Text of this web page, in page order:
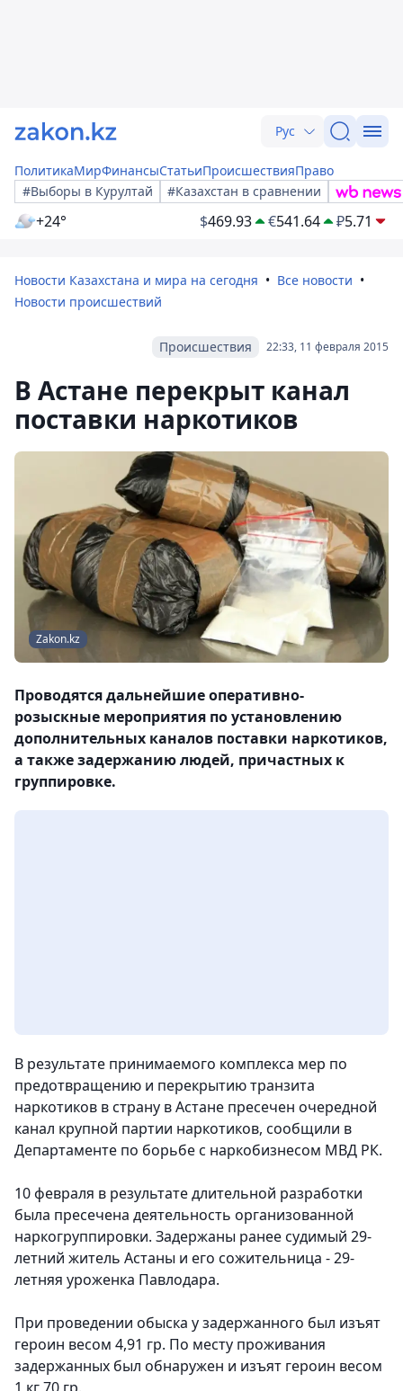
Рус
ПолитикаМирФинансыСтатьиПроисшествияПраво
#Выборы в Курултай
#Казахстан в сравнении
+24° $469.93 €541.64 ₽5.71
Новости Казахстана и мира на сегодня
Все новости
Новости происшествий
22:33, 11 февраля 2015
Происшествия
В Астане перекрыт канал
поставки наркотиков
Zakon.kz
Проводятся дальнейшие оперативно-
розыскные мероприятия по установлению
дополнительных каналов поставки наркотиков,
а также задержанию людей, причастных к
группировке.
В результате принимаемого комплекса мер по
предотвращению и перекрытию транзита
наркотиков в страну в Астане пресечен очередной
канал крупной партии наркотиков, сообщили в
Департаменте по борьбе с наркобизнесом МВД РК.
10 февраля в результате длительной разработки
была пресечена деятельность организованной
наркогруппировки. Задержаны ранее судимый 29-
летний житель Астаны и его сожительница - 29-
летняя уроженка Павлодара.
При проведении обыска у задержанного был изъят
героин весом 4,91 гр. По месту проживания
задержанных был обнаружен и изъят героин весом